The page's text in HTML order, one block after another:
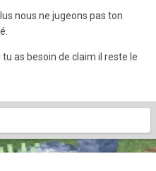
nous ne jugeons pas ton
as besoin de claim il reste le